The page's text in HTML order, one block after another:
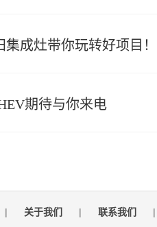
成灶带你玩转好项目！
期待与你来电
| 关于我们 | 联系我们 |